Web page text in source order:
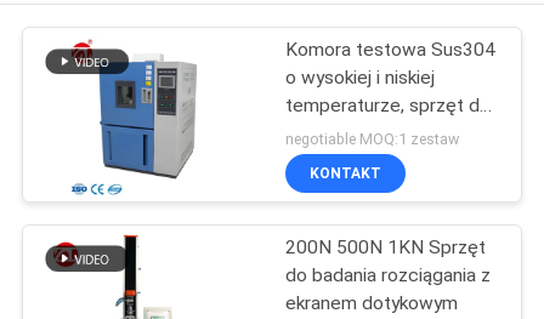
PRODUKTY
NAS
WYCIECZKA
Komora testowa Sus304
o wysokiej i niskiej
temperaturze, sprzęt do
badań środowiskowych
negotiable MOQ:1 zestaw
KONTAKT
200N 500N 1KN Sprzęt
do badania rozciągania z
ekranem dotykowym